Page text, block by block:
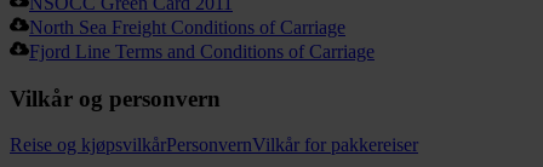
North Sea Freight Conditions of Carriage
Fjord Line Terms and Conditions of Carriage
Vilkår og personvern
Reise og kjøpsvilkårPersonvernVilkår for pakkereiser